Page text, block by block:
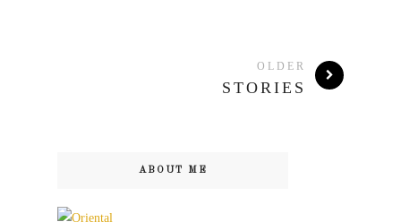
OLDER
STORIES
ABOUT ME